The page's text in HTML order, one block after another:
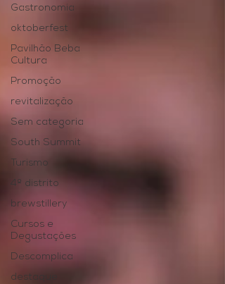
Gastronomia
oktoberfest
Pavilhão Beba
Cultura
Promoção
revitalização
Sem categoria
South Summit
Turismo
4º distrito
brewstillery
Cursos e
Degustações
Descomplica
destaque